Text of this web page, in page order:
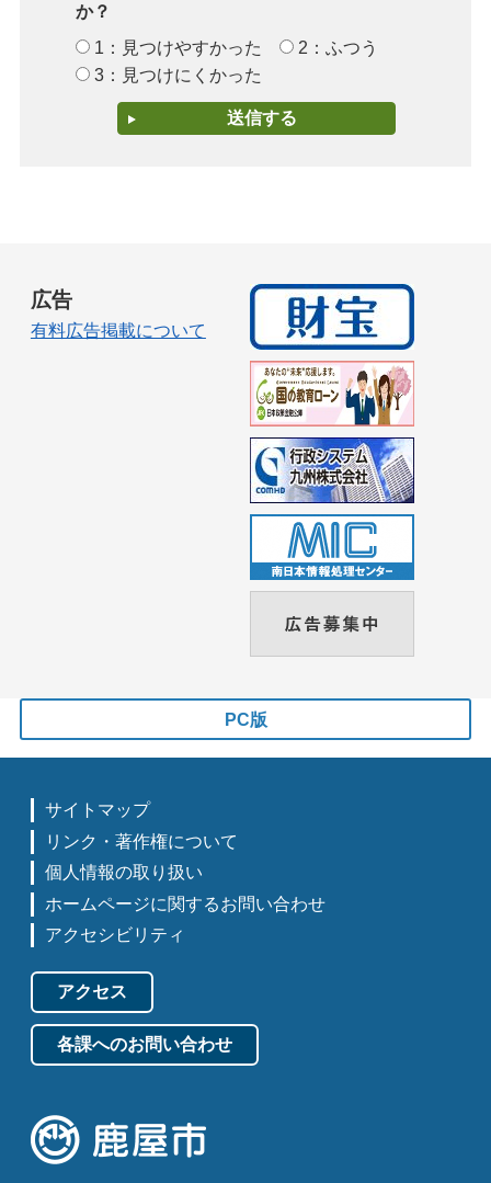
か？
1：見つけやすかった
2：ふつう
3：見つけにくかった
広告
有料広告掲載について
PC版
サイトマップ
リンク・著作権について
個人情報の取り扱い
ホームページに関するお問い合わせ
アクセシビリティ
アクセス
各課へのお問い合わせ